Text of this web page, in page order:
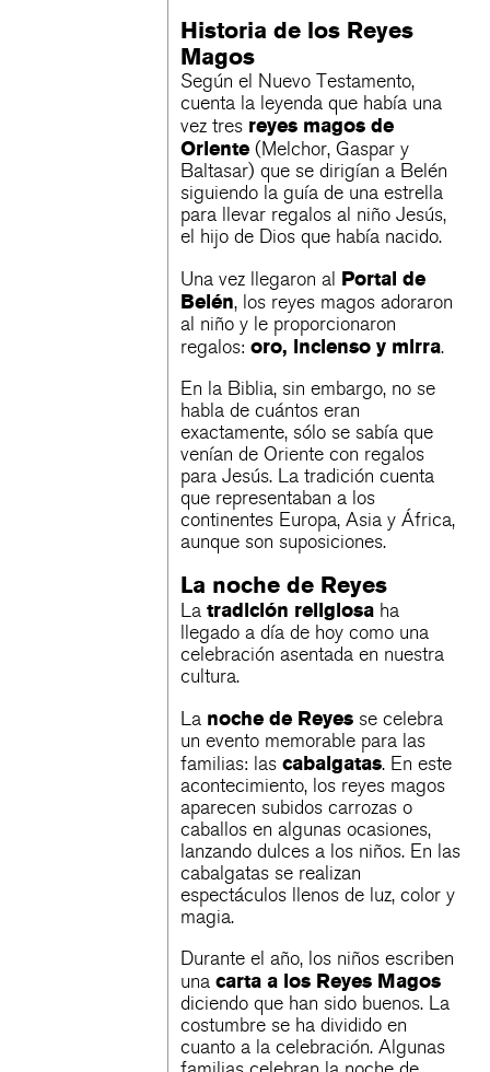
Historia de los Reyes
Magos
Según el Nuevo Testamento,
cuenta la leyenda que había una
vez tres reyes magos de
Oriente (Melchor, Gaspar y
Baltasar) que se dirigían a Belén
siguiendo la guía de una estrella
para llevar regalos al niño Jesús,
el hijo de Dios que había nacido.
Una vez llegaron al Portal de
Belén, los reyes magos adoraron
al niño y le proporcionaron
regalos:oro, incienso y mirra.
En la Biblia, sin embargo, no se
habla de cuántos eran
exactamente, sólo se sabía que
venían de Oriente con regalos
para Jesús. La tradición cuenta
que representaban a los
continentes Europa, Asia y África,
aunque son suposiciones.
La noche de Reyes
Latradición religiosa ha
llegado a día de hoy como una
celebración asentada en nuestra
cultura.
La noche de Reyes se celebra
un evento memorable para las
familias: lascabalgatas. En este
acontecimiento, los reyes magos
aparecen subidos carrozas o
caballos en algunas ocasiones,
lanzando dulces a los niños. En las
cabalgatas se realizan
espectáculos llenos de luz, color y
magia.
Durante el año, los niños escriben
unacarta a los Reyes Magos
diciendo que han sido buenos. La
costumbre se ha dividido en
cuanto a la celebración. Algunas